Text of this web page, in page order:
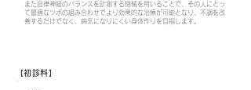
また自律神経のバランスを計測する機械を用いることで、その人にとっ
て最適なツボの組み合わせでより効果的な治療が可能となり、不調を改
善するだけで なく、病気になりにくい身体作りを目指します。
​【初診料】